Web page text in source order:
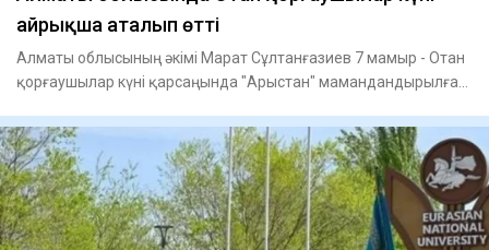
айрықша аталып өтті
Алматы облысының әкімі Марат Сұлтанғазиев 7 мамыр - Отан
қорғаушылар күні қарсаңында "Арыстан" мамандандырылған